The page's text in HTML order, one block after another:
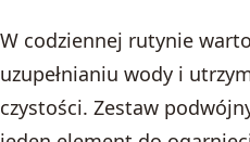
W codziennej rutynie
uzupełnianiu wody i
czystości. Zestaw